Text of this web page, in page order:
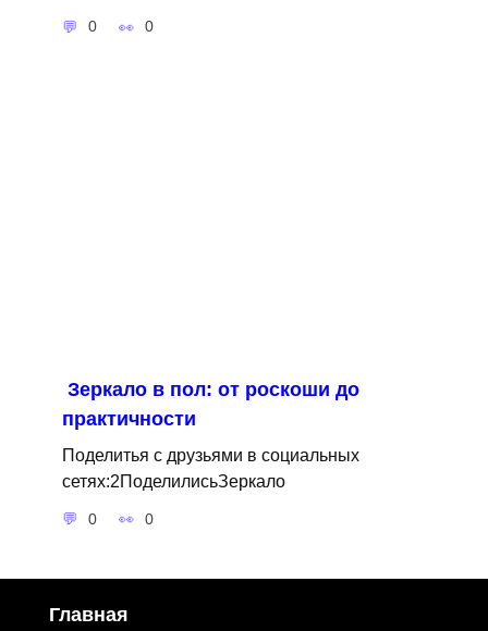
0 0
Зеркало в пол: от роскоши до
практичности
Поделитья с друзьями в социальных
сетях:2ПоделилисьЗеркало
0 0
Главная